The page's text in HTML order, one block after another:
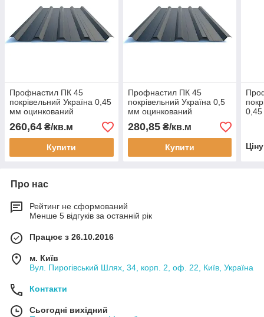
Профнастил ПК 45
покрівельний Україна 0,45
мм оцинкований
260,64 ₴/кв.м
Купити
Профнастил ПК 45
покрівельний Україна 0,5
мм оцинкований
280,85₴/кв.м
Купити
Про нас
Рейтинг не сформований
Менше 5 відгуків за останній рік
Працює з 26.10.2016
м. Київ
Вул. Пирогівський Шлях, 34, корп. 2, оф. 22, Київ, Україна
Контакти
Сьогодні вихідний